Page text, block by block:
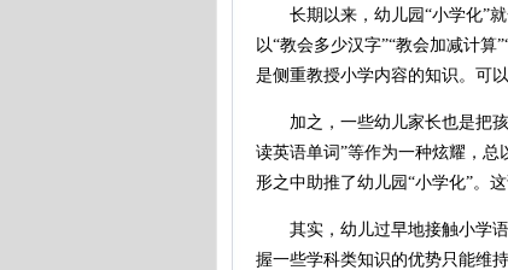
长期以来，幼儿园“小学化”就
以“教会多少汉字”“教会加减计算
是侧重教授小学内容的知识。可
加之，一些幼儿家长也是把孩
读英语单词”等作为一种炫耀，
形之中助推了幼儿园“小学化”。
其实，幼儿过早地接触小学语
握一些学科类知识的优势只能维